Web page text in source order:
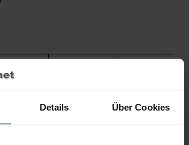
Details Über Cookies
für Holzpellets in Österreich
auf unserer